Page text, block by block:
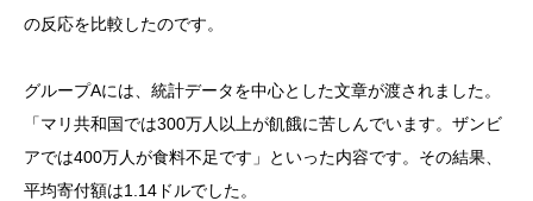
の反応を比較したのです。
グループAには、統計データを中心とした文章が渡されました。
「マリ共和国では300万人以上が飢餓に苦しんでいます。ザンビ
アでは400万人が食料不足です」といった内容です。その結果、
平均寄付額は1.14ドルでした。